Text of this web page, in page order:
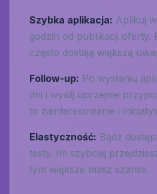
Szybka aplikacja: Aplikuj
godzin od publikacji oferty.
często dostają większą
Follow-up: Po wysłaniu
dni i wyślij uprzejme
to zainteresowanie i
Elastyczność: Bądź
testy. Im szybciej
tym większe masz szanse.